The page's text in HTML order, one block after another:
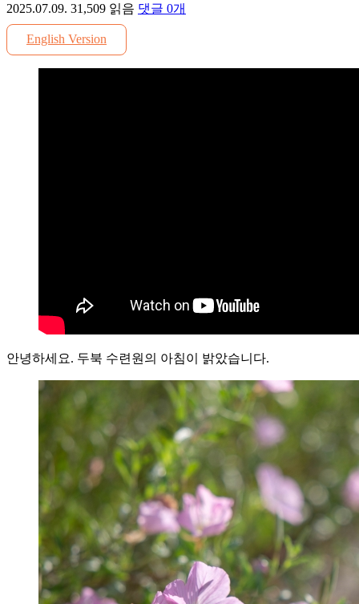
2025.07.09. 31,509 읽음 댓글 0개
English Version
안녕하세요. 두북 수련원의 아침이 밝았습니다.